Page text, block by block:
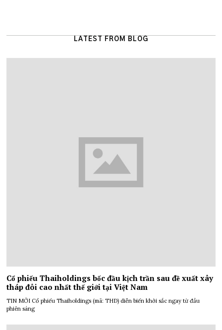
LATEST FROM BLOG
Cổ phiếu Thaiholdings bốc đầu kịch trần sau đề xuất xây
tháp đôi cao nhất thế giới tại Việt Nam
TIN MỚI Cổ phiếu Thaiholdings (mã: THD) diễn biến khởi sắc ngay từ đầu
phiên sáng